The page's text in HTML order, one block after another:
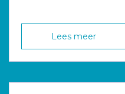
Lees meer